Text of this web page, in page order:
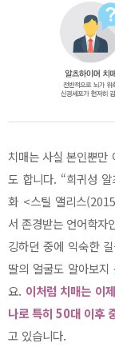
치매는 사실 본인뿐만
도 합니다. “희귀성
화 <스틸 앨리스
서 존경받는 언어학자
깅하던 중에 익숙한
딸의 얼굴도 알아보
요. 이처럼 치매는 이
나로 특히 50대 이후
고 있습니다.